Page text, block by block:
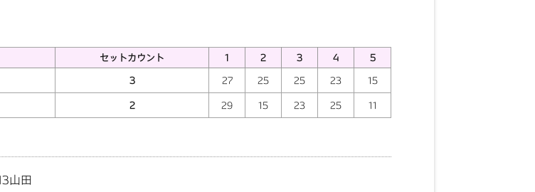
セットカウント 1 2 3 4
5
3 27 25 25 23
15
2 29 15 23 25 11
山田